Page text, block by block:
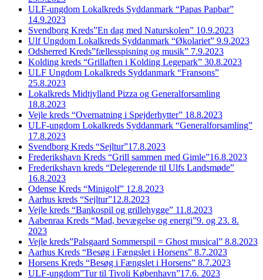
ULF-ungdom Lokalkreds Syddanmark “Papas Papbar”
14.9.2023
Svendborg Kreds”En dag med Naturskolen” 10.9.2023
Ulf Ungdom Lokalkreds Syddanmark “Økolariet” 9.9.2023
Odsherred Kreds”fællesspisning og musik” 7.9.2023
Kolding kreds “Grillaften i Kolding Legepark” 30.8.2023
ULF Ungdom Lokalkreds Syddanmark “Fransons”
25.8.2023
Lokalkreds Midtjylland Pizza og Generalforsamling
18.8.2023
Vejle kreds “Overnatning i Spejderhytter” 18.8.2023
ULF-ungdom Lokalkreds Syddanmark “Generalforsamling”
17.8.2023
Svendborg Kreds “Sejltur”17.8.2023
Frederikshavn Kreds “Grill sammen med Gimle”16.8.2023
Frederikshavn kreds “Delegerende til Ulfs Landsmøde”
16.8.2023
Odense Kreds “Minigolf” 12.8.2023
Aarhus kreds “Sejltur”12.8.2023
Vejle kreds “Bankospil og grillehygge” 11.8.2023
Aabenraa Kreds “Mad, bevægelse og energi”9. og 23. 8.
2023
Vejle kreds”Palsgaard Sommerspil = Ghost musical” 8.8.2023
Aarhus Kreds “Besøg i Fængslet i Horsens” 8.7.2023
Horsens Kreds “Besøg i Fængslet i Horsens” 8.7.2023
ULF-ungdom”Tur til Tivoli København”17.6. 2023